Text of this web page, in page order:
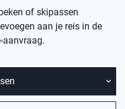
of skipassen
aan je reis in de
aanvraag.